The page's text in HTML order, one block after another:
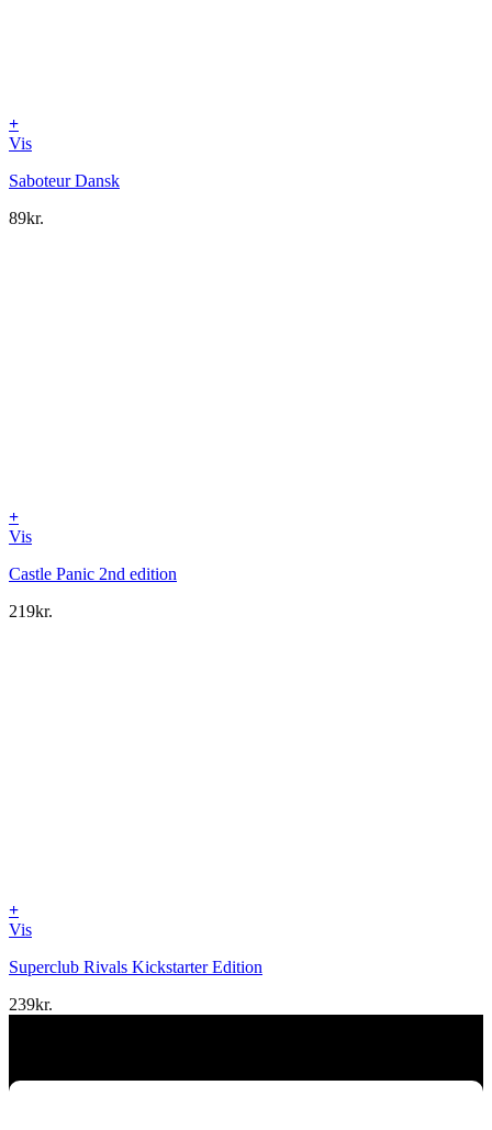
+
Vis
Saboteur Dansk
89kr.
+
Vis
Castle Panic 2nd edition
219kr.
+
Vis
Superclub Rivals Kickstarter Edition
239kr.